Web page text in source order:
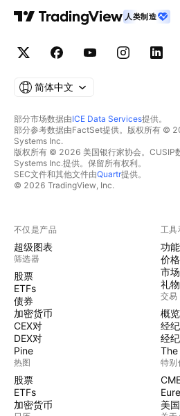
人类制造
简体中文
部分市场数据由ICE Data Services提供。
部分参考数据由FactSet提供。版权所有 ©
Systems Inc.
版权所有 © 2026 美国银行家协会。CUSIP
Systems Inc.提供。保留所有权利。
SEC文件和其他文件由Quartr提供。
© 2026 TradingView, Inc.
不仅是产品
超级图表
筛选器
股票
ETFs
债券
加密货币
CEX对
DEX对
Pine
热图
股票
ETFs
加密货币
工具
功
价格
市
礼
交易
概览
经
经
The
特别
美